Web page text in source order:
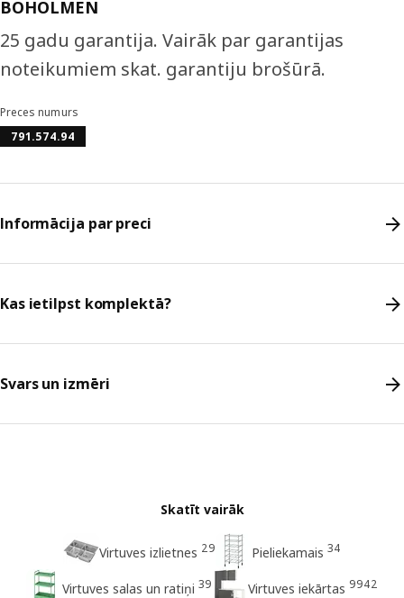
BOHOLMEN
25 gadu garantija. Vairāk par garantijas
noteikumiem skat. garantiju brošūrā.
Preces numurs
791.574.94
Informācija par preci
Kas ietilpst komplektā?
Svars un izmēri
Skatīt vairāk
Virtuves izlietnes 29 Pieliekamais 34
Virtuves salas un ratiņi 39 Virtuves iekārtas 9942